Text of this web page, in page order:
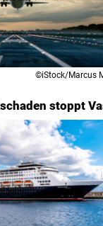
©iStock/Marcus
stoppt